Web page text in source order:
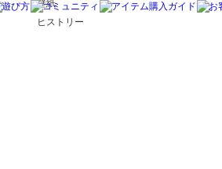
壁紙
ヒストリー